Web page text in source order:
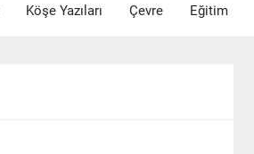
Köşe Yazıları Çevre Eğitim